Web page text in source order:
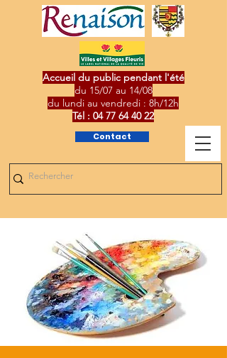
Contact
Accueil du public pendant l'été
du 15/07 au 14/08
du lundi au vendredi : 8h/12h
Tél : 04 77 64 40 22